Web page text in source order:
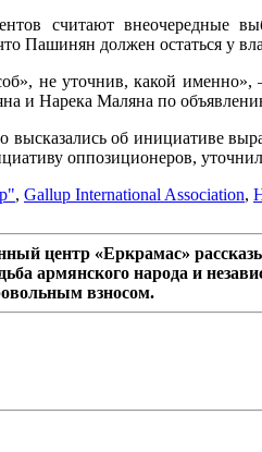
считают внеочередные
Пашинян должен остаться у
не уточнив, какой
и Нарека Маляна по
об инициативе
оппозиционеров,
, Gallup International Association,
центр «Еркрамас»
армянского народа и
взносом.